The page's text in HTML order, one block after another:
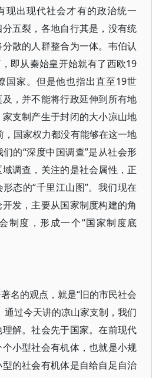
现出现代社会才有的政治统一
五裂，各地自行其是，没有统
散的人群整合为一体。韦伯认
即从秦始皇开始就有了西欧19
国家。但是他也指出直至19世
，并不能将行政延伸到所有地
支制产生于封闭的大小凉山地
，国家权力都没有能够在这一地
的“深度中国调查”是从社会形
调查，关注的是社会属性，正
态的“千里江山图”。我们现在
发，主要从国家制度构建的角
制度，形成一个“国家制度底
名的观点，就是“旧的市民社会
通过今天讲的凉山家支制，我们
解。社会先于国家。在前现代
小型社会有机体，也就是小规
的社会有机体是自给自足自治